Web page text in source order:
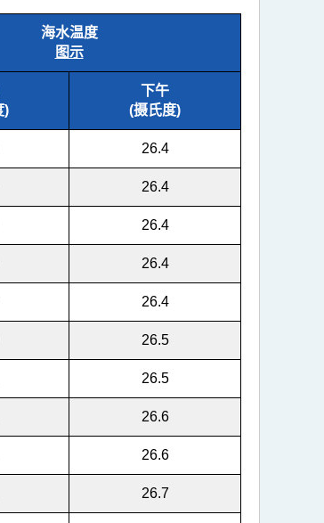
海水温度
图示
)
下午
(摄氏度)
26.4
26.4
26.4
26.4
26.4
26.5
26.5
26.6
26.6
26.7